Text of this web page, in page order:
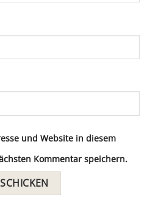
und Website in diesem
Kommentar speichern.